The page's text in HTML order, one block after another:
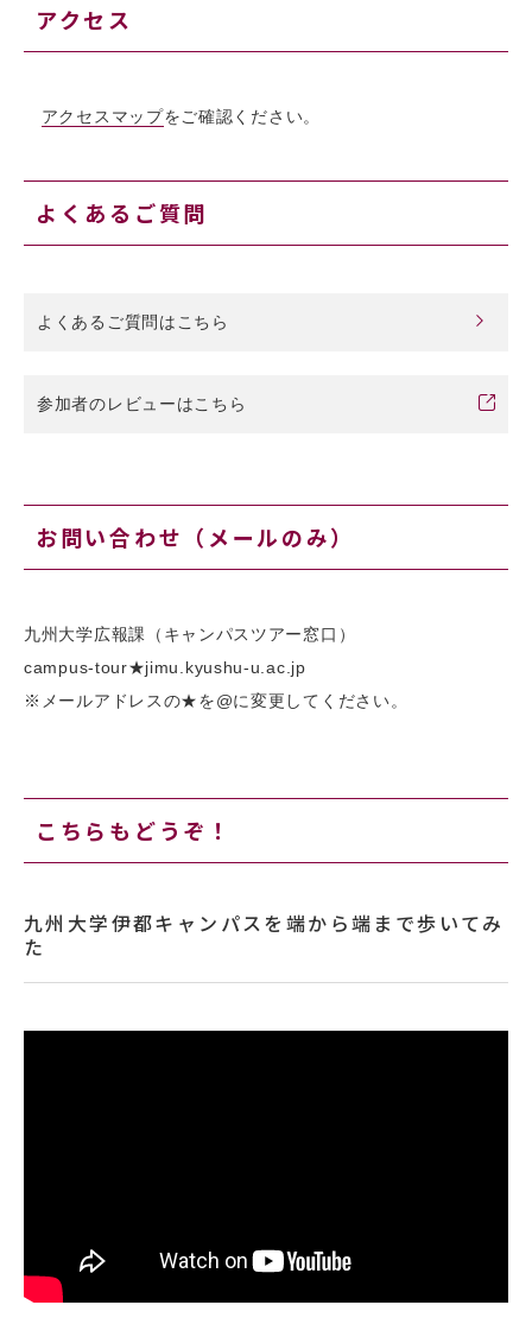
アクセス
アクセスマップをご確認ください。
よくあるご質問
よくあるご質問はこちら
参加者のレビューはこちら
お問い合わせ（メールのみ）
九州大学広報課（キャンパスツアー窓口）
campus-tour★jimu.kyushu-u.ac.jp
※メールアドレスの★を@に変更してください。
こちらもどうぞ！
九州大学伊都キャンパスを端から端まで歩いてみ
た